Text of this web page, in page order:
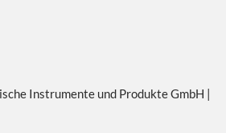
Instrumente und Produkte GmbH |